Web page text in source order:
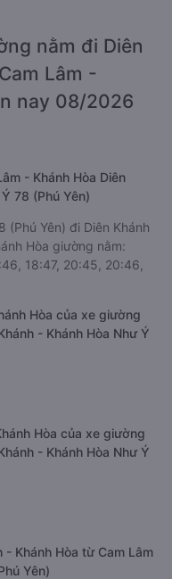
nằm đi Diên
Lâm -
nay 08/2026
- Khánh Hòa Diên
78 (Phú Yên)
(Phú Yên) đi Diên Khánh
Hòa giường nằm:
18:47, 20:45, 20:46,
Hòa của xe giường
- Khánh Hòa Như Ý
Hòa của xe giường
- Khánh Hòa Như Ý
- Khánh Hòa từ Cam Lâm
Yên)